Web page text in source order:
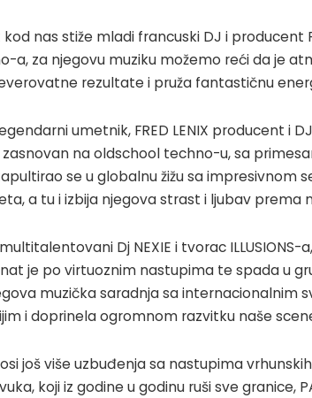
nas stiže mladi francuski DJ i producent
a, za njegovu muziku možemo reći da je
rezultate i pruža fantastičnu
umetnik, FRED LENIX producent i
na oldschool techno-u, sa
se u globalnu žižu sa impresivnom
a tu i izbija njegova strast i ljubav prema
Dj NEXIE i tvorac
je po virtuoznim nastupima te spada u
muzička saradnja sa internacionalnim
i doprinela ogromnom razvitku naše
još više uzbuđenja sa nastupima
koji iz godine u godinu ruši sve granice,